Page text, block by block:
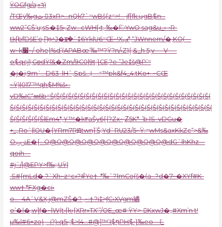
ŸOGfg/a;»٦)
/TŒÿ‰gث 3xR>…nQk7ˆ=wBš{z=>!—jf[ƒk:ųgB$n…
ww2”CŠ’u;sS�‡5›,Zw…cWH[‹t, ‰�িYwO sag&u_‹-•R-
tk[bfDšE’o‚[1n̠^J�ॿ�`‡6Yk|U6=Œ~!Xݡ*,“JWnnem/�‚KO(—
w~k׷~/ ohe}%d’(APABœ’‰™?Ÿ?n/‹Z1{;&_h 5;y-—V-—
o$qcj1;GƿdŸľ&�Zm/9C0|9t;}CE,?e ”Je‡š@P’=
�j�i;9m`.-D63–lHˆ‚Spš…Į—=™pk&f4_4:tKo+-~CŒ
~Ÿ)|017’™qh$M%š‹–
vD‰IC“ʍ6b=Š(Š(Š(Š(Š(Š(Š(Š(Š(Š(Š(Š(Š(Š(Š(Š(Š(Š(Š(Š(Š(Š(Š(Š(Š(Š(Š(
Š(Š(Š(Š(Š(Š(Š(Š(Š(Š(Š(Š(Š(Š(Š(Š(Š(Š(Š(Š(Š(Š(Š(Š(Š(Š(Š(Š(Š(Š(Š(Š(Š(Š(
Š(Š(Š(Š(Š(ŠlEm4*‚Y™�k۳aŠy6{{?Zx~;Ȥ5K*-’b.lS–vDGu�
+_„Roˆ||OU�{YRm7RԬtwn]’Š;Yd`RU23/5~Ÿ:=wMs&axKkZc“>&‰
OݰݐE�{…Q@Q@Q@Q@Q@Q@Q@Q@Q@Q@dGˆ|hKhz—
qoih—
#jˆ/|@EPY>f‰;;UŸ|
.S#{mLd� ?`Xh~z=c»?#֮Ye†–*‰ˆ?1mCo(š�(a…?d�7~�XYf#K-
ww† *FХg�ci›
o…–4AˆV&X,j@mZŠ�? ,~:†.?i‡>ƒC‹XVgm䍎
o’�l�‚w]ƒ�~|W(t‹[k‹{XRr»TX‘”/OE_œ# ŸY>-𮭠KxwJ�„#Xm’n t!
µ‰|#6+zo)߲—i?)‹q5›;$>l4…#@]™’I$ףPH$•}‰eo—ľ_